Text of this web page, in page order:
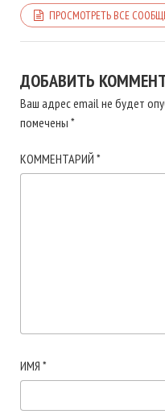
ПРОСМОТРЕТЬ ВСЕ
ДОБАВИТЬ
Ваш адрес email не будет
помечены *
КОММЕНТАРИЙ *
ИМЯ *